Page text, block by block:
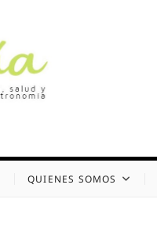
QUIENES SOMOS